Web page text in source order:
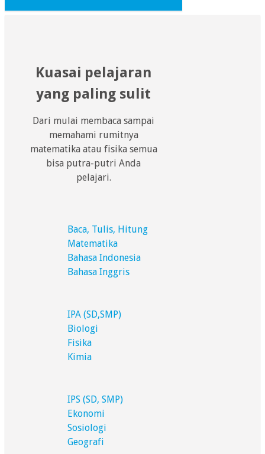
Kuasai pelajaran
yang paling sulit
Dari mulai membaca sampai
memahami rumitnya
matematika atau fisika semua
bisa putra-putri Anda
pelajari.
Baca, Tulis, Hitung
Matematika
Bahasa Indonesia
Bahasa Inggris
IPA (SD,SMP)
Biologi
Fisika
Kimia
IPS (SD, SMP)
Ekonomi
Sosiologi
Geografi